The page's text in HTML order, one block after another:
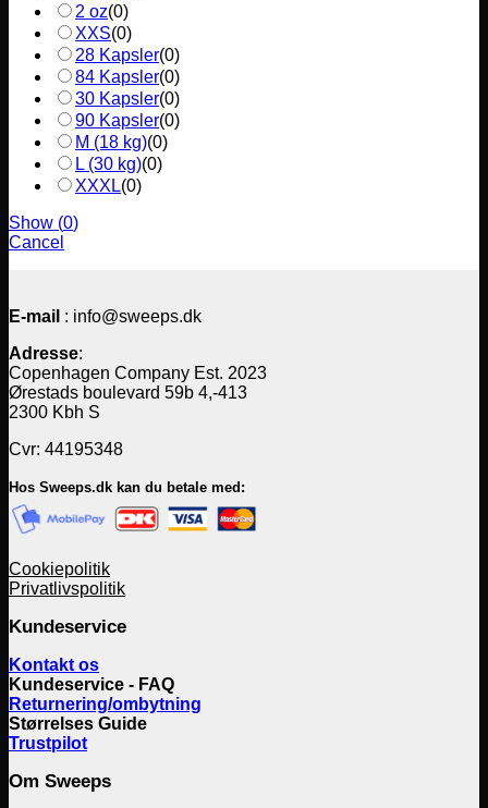
2 oz(0)
XXS(0)
28 Kapsler(0)
84 Kapsler(0)
30 Kapsler(0)
90 Kapsler(0)
M (18 kg)(0)
L (30 kg)(0)
XXXL(0)
Show (0)
Cancel
E-mail : info@sweeps.dk
Adresse:
Copenhagen Company Est. 2023
Ørestads boulevard 59b 4,-413
2300 Kbh S
Cvr: 44195348
Hos Sweeps.dk kan du betale med:
Cookiepolitik
Privatlivspolitik
Kundeservice
Kontakt os
Kundeservice - FAQ
Returnering/ombytning
Størrelses Guide
Trustpilot
Om Sweeps